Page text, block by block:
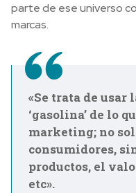
parte de ese universo
marcas.
«Se trata de usar
‘gasolina’ de lo
marketing; no
consumidores,
productos, el
etc».